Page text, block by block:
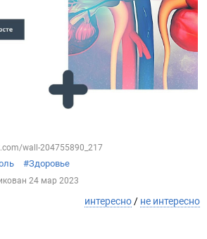
wall-204755890_217
#Здоровье
24 мар 2023
интересно / не интересно